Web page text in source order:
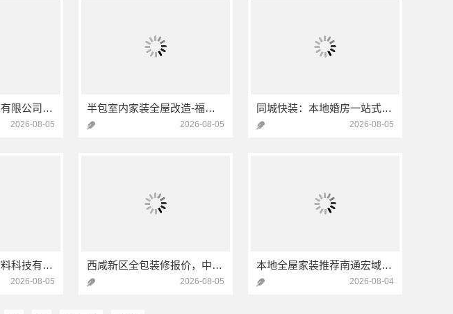
嘉兴家美建材科技有限公司南湖区装修家居专业
2026-08-05
半包室内家装全屋改造-福建尚艺空间新材料科技有限公司
2026-08-05
同城快装：本地婚房一站式装修，一口价工期有保障
2026-08-05
福建尚艺空间新材料科技有限公司：全包家庭装修口碑优选报价明细
2026-08-05
西咸新区全包装修报价，中蓝建投武功分公司透明合理
2026-08-05
本地全屋家装推荐南通宏域全宅装饰建材有限公司
2026-08-04